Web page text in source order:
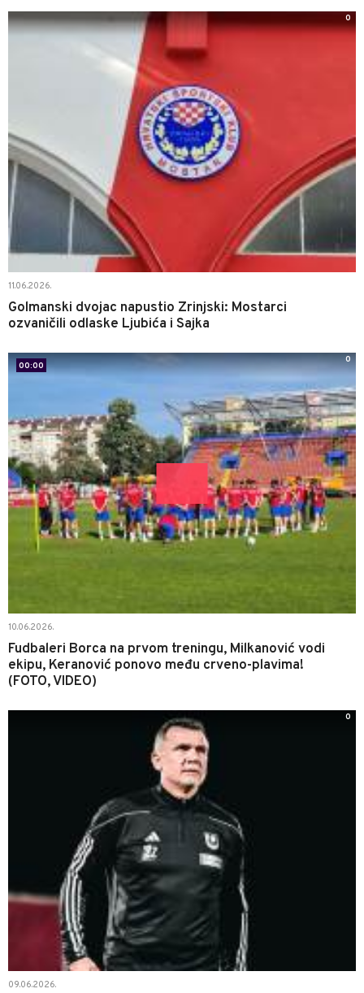
11.06.2026.
Golmanski dvojac napustio Zrinjski: Mostarci
ozvaničili odlaske Ljubića i Sajka
0
10.06.2026.
Fudbaleri Borca na prvom treningu, Milkanović vodi
ekipu, Keranović ponovo među crveno-plavima!
(FOTO, VIDEO)
00:00
0
09.06.2026.
0